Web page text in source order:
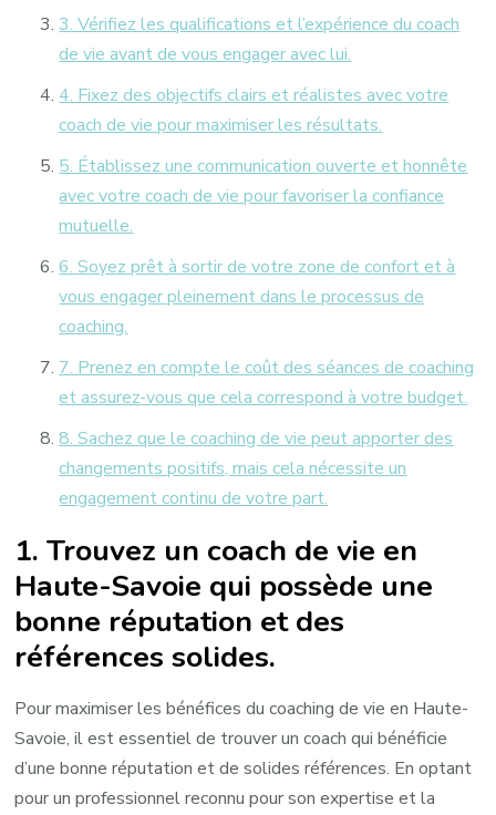
3. Vérifiez les qualifications et l’expérience du coach
de vie avant de vous engager avec lui.
4. Fixez des objectifs clairs et réalistes avec votre
coach de vie pour maximiser les résultats.
5. Établissez une communication ouverte et honnête
avec votre coach de vie pour favoriser la confiance
mutuelle.
6. Soyez prêt à sortir de votre zone de confort et à
vous engager pleinement dans le processus de
coaching.
7. Prenez en compte le coût des séances de coaching
et assurez-vous que cela correspond à votre budget.
8. Sachez que le coaching de vie peut apporter des
changements positifs, mais cela nécessite un
engagement continu de votre part.
1. Trouvez un coach de vie en
Haute-Savoie qui possède une
bonne réputation et des
références solides.
Pour maximiser les bénéfices du coaching de vie en Haute-
Savoie, il est essentiel de trouver un coach qui bénéficie
d’une bonne réputation et de solides références. En optant
pour un professionnel reconnu pour son expertise et la